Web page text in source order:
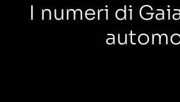
I numeri di